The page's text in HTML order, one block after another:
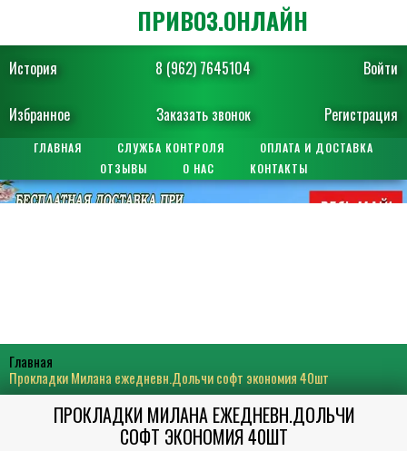
История 8 (962) 7645104 Войти
Избранное Заказать звонок Регистрация
ПРИВОЗ.ОНЛАЙН
ГЛАВНАЯ СЛУЖБА КОНТРОЛЯ
ОПЛАТА И ДОСТАВКА
ОТЗЫВЫ
О НАС КОНТАКТЫ
Главная
Прокладки Милана ежедневн.Дольчи софт экономия 40шт
ПРОКЛАДКИ МИЛАНА ЕЖЕДНЕВН.ДОЛЬЧИ
СОФТ ЭКОНОМИЯ 40ШТ